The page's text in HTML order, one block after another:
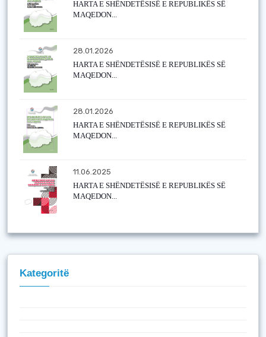
HARTA E SHËNDETËSISË E REPUBLIKËS SË
MAQEDON...
28.01.2026
HARTA E SHËNDETËSISË E REPUBLIKËS SË
MAQEDON...
28.01.2026
HARTA E SHËNDETËSISË E REPUBLIKËS SË
MAQEDON...
11.06.2025
HARTA E SHËNDETËSISË E REPUBLIKËS SË
MAQEDON...
Kategoritë